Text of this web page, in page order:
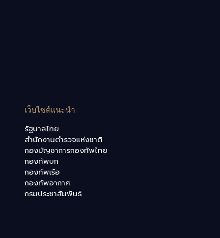
เว็บไซต์แนะนำ
รัฐบาลไทย
สำนักงานตำรวจแห่งชาติ
กองบัญชาการกองทัพไทย
กองทัพบก
กองทัพเรือ
กองทัพอากาศ
กรมประชาสัมพันธ์